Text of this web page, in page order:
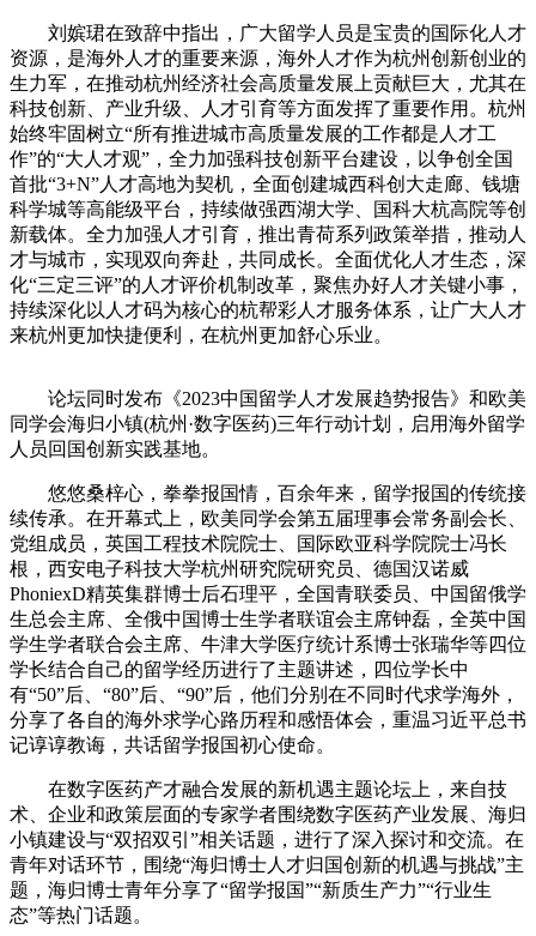
刘嫔珺在致辞中指出，广大留学人员是宝贵的国际化人才
资源，是海外人才的重要来源，海外人才作为杭州创新创业的
生力军，在推动杭州经济社会高质量发展上贡献巨大，尤其在
科技创新、产业升级、人才引育等方面发挥了重要作用。杭州
始终牢固树立“所有推进城市高质量发展的工作都是人才工
作”的“大人才观”，全力加强科技创新平台建设，以争创全国
首批“3+N”人才高地为契机，全面创建城西科创大走廊、钱塘
科学城等高能级平台，持续做强西湖大学、国科大杭高院等创
新载体。全力加强人才引育，推出青荷系列政策举措，推动人
才与城市，实现双向奔赴，共同成长。全面优化人才生态，深
化“三定三评”的人才评价机制改革，聚焦办好人才关键小事，
持续深化以人才码为核心的杭帮彩人才服务体系，让广大人才
来杭州更加快捷便利，在杭州更加舒心乐业。
论坛同时发布《2023中国留学人才发展趋势报告》和欧美
同学会海归小镇(杭州·数字医药)三年行动计划，启用海外留学
人员回国创新实践基地。
悠悠桑梓心，拳拳报国情，百余年来，留学报国的传统接
续传承。在开幕式上，欧美同学会第五届理事会常务副会长、
党组成员，英国工程技术院院士、国际欧亚科学院院士冯长
根，西安电子科技大学杭州研究院研究员、德国汉诺威
PhoniexD精英集群博士后石理平，全国青联委员、中国留俄学
生总会主席、全俄中国博士生学者联谊会主席钟磊，全英中国
学生学者联合会主席、牛津大学医疗统计系博士张瑞华等四位
学长结合自己的留学经历进行了主题讲述，四位学长中
有“50”后、“80”后、“90”后，他们分别在不同时代求学海外，
分享了各自的海外求学心路历程和感悟体会，重温习近平总书
记谆谆教诲，共话留学报国初心使命。
在数字医药产才融合发展的新机遇主题论坛上，来自技
术、企业和政策层面的专家学者围绕数字医药产业发展、海归
小镇建设与“双招双引”相关话题，进行了深入探讨和交流。在
青年对话环节，围绕“海归博士人才归国创新的机遇与挑战”主
题，海归博士青年分享了“留学报国”“新质生产力”“行业生
态”等热门话题。